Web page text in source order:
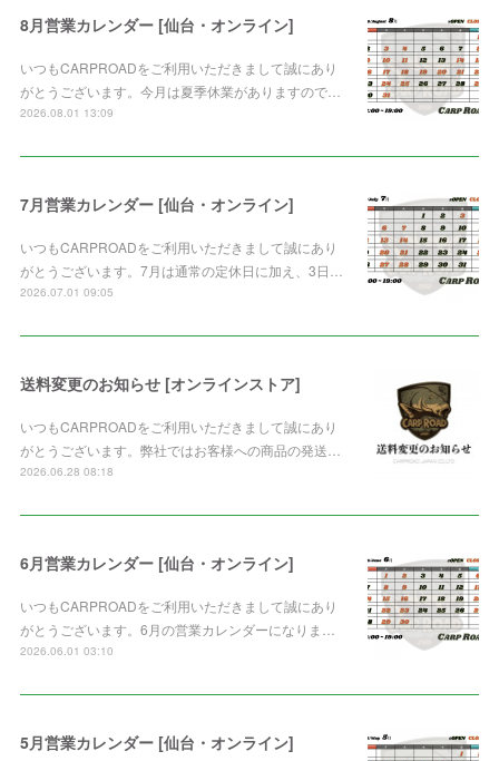
8月営業カレンダー [仙台・オンライン]
いつもCARPROADをご利用いただきまして誠にあり
がとうございます。今月は夏季休業がありますので…
2026.08.01 13:09
7月営業カレンダー [仙台・オンライン]
いつもCARPROADをご利用いただきまして誠にあり
がとうございます。7月は通常の定休日に加え、3日…
2026.07.01 09:05
送料変更のお知らせ [オンラインストア]
いつもCARPROADをご利用いただきまして誠にあり
がとうございます。弊社ではお客様への商品の発送…
2026.06.28 08:18
6月営業カレンダー [仙台・オンライン]
いつもCARPROADをご利用いただきまして誠にあり
がとうございます。6月の営業カレンダーになりま…
2026.06.01 03:10
5月営業カレンダー [仙台・オンライン]